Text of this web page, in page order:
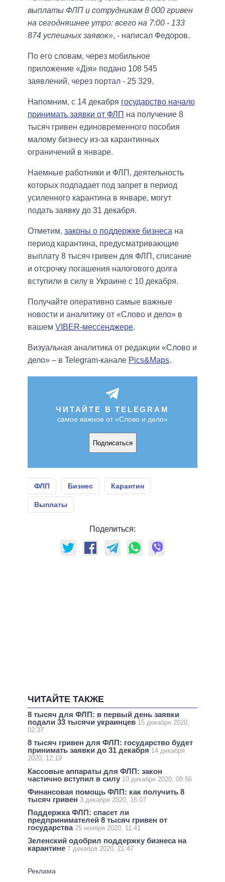
выплаты ФЛП и сотрудникам 8 000 гривен
на сегодняшнее утро: всего на 7:00 - 133
874 успешных заявок», - написал Федоров.
По его словам, через мобильное
приложение «Дія» подано 108 545
заявлений, через портал - 25 329.
Напомним, с 14 декабря государство начало
принимать заявки от ФЛП на получение 8
тысяч гривен единовременного пособия
малому бизнесу из-за карантинных
ограничений в январе.
Наемные работники и ФЛП, деятельность
которых подпадает под запрет в период
усиленного карантина в январе, могут
подать заявку до 31 декабря.
Отметим, законы о поддержке бизнеса на
период карантина, предусматривающие
выплату 8 тысяч гривен для ФЛП, списание
и отсрочку погашения налогового долга
вступили в силу в Украине с 10 декабря.
Получайте оперативно самые важные
новости и аналитику от «Слово и дело» в
вашем VIBER-мессенджере.
Визуальная аналитика от редакции «Слово и
дело» – в Telegram-канале Pics&Maps.
ЧИТАЙТЕ В TELEGRAM
самое важное от «Слово и дело»
Подписаться
ФЛП Бизнес Карантин
Выплаты
Поделиться:
ЧИТАЙТЕ ТАКЖЕ
8 тысяч для ФЛП: в первый день заявки
подали 33 тысячи украинцев 15 декабря 2020,
02:37
8 тысяч гривен для ФЛП: государство будет
принимать заявки до 31 декабря 14 декабря
2020, 12:19
Кассовые аппараты для ФЛП: закон
частично вступил в силу 10 декабря 2020, 08:56
Финансовая помощь ФЛП: как получить 8
тысяч гривен 3 декабря 2020, 16:07
Поддержка ФЛП: спасет ли
предпринимателей 8 тысяч гривен от
государства 25 ноября 2020, 11:41
Зеленский одобрил поддержку бизнеса на
карантине 7 декабря 2020, 21:47